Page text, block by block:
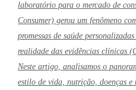
laboratório para o mercado de
Consumer) gerou um fenômeno
promessas de saúde
realidade das evidências clínicas
Neste artigo, analisamos o
estilo de vida, nutrição, doenças e